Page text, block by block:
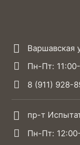
Варшавская
Пн-Пт:
8 (911) 928-
пр-т
Пн-Пт: